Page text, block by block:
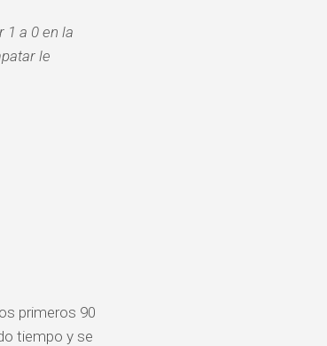
1 a 0 en la
le
primeros 90
tiempo y se